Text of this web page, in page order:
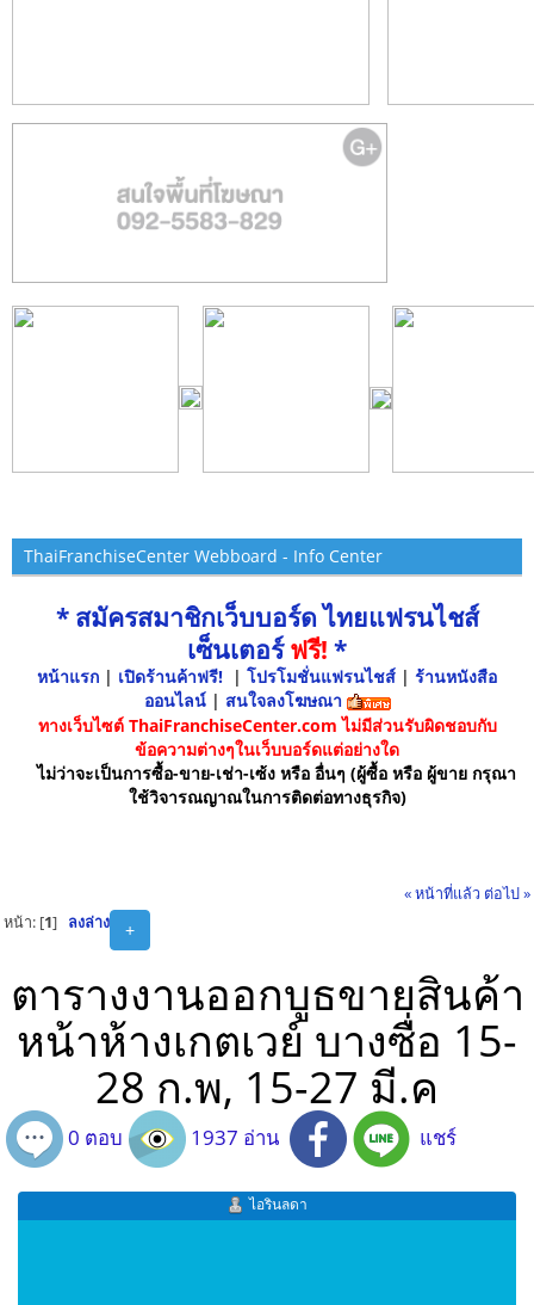
ThaiFranchiseCenter Webboard - Info Center
* สมัครสมาชิกเว็บบอร์ด ไทยแฟรนไชส์
เซ็นเตอร์ฟรี! *
หน้าแรก | เปิดร้านค้าฟรี! | โปรโมชั่นแฟรนไชส์ | ร้านหนังสือ
ออนไลน์ | สนใจลงโฆษณา
ทางเว็บไซต์ ThaiFranchiseCenter.com ไม่มีส่วนรับผิดชอบกับ
ข้อความต่างๆในเว็บบอร์ดแต่อย่างใด
ไม่ว่าจะเป็นการซื้อ-ขาย-เช่า-เซ้ง หรือ อื่นๆ (ผู้ซื้อ หรือ ผู้ขาย กรุณา
ใช้วิจารณญาณในการติดต่อทางธุรกิจ)
« หน้าที่แล้ว ต่อไป »
+
หน้า: [1] ลงล่าง
ตารางงานออกบูธขายสินค้า
หน้าห้างเกตเวย์ บางซื่อ 15-
28 ก.พ, 15-27 มี.ค
0 ตอบ 1937 อ่าน แชร์
ไอรินลดา